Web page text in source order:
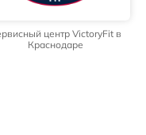
центр VictoryFit в
Краснодаре